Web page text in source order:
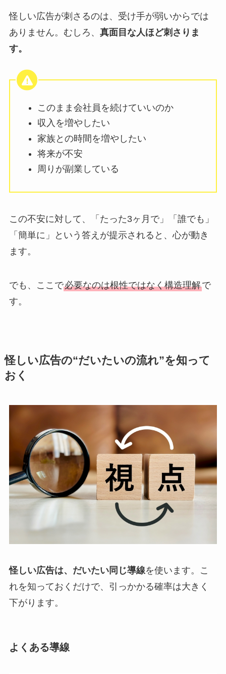
怪しい広告が刺さるのは、受け手が弱いからでは
ありません。むしろ、 真面目な人ほど刺さりま
す。
このまま会社員を続けていいのか
収入を増やしたい
家族との時間を増やしたい
将来が不安
周りが副業している
この不安に対して、「たった3ヶ月で」「誰でも」
「簡単に」という答えが提示されると、心が動き
ます。
でも、ここで必要なのは根性ではなく構造理解で
す。
怪しい広告の“だいたいの流れ”を知って
おく
怪しい広告は、だいたい同じ導線を使います。こ
れを知っておくだけで、引っかかる確率は大きく
下がります。
よくある導線